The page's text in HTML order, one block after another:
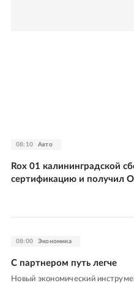
08:10 Авто
Rox 01 калининградской
сертификацию и получил
08:00 Экономика
С партнером путь легче
Новый экономический